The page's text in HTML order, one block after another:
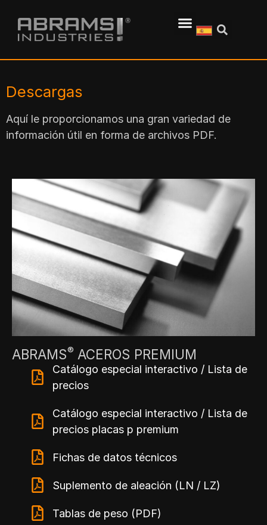
Descargas
Aquí le proporcionamos una gran variedad de
información útil en forma de archivos PDF.
ABRAMS® ACEROS PREMIUM
Catálogo especial interactivo / Lista de
precios
Catálogo especial interactivo / Lista de
precios placas p premium
Fichas de datos técnicos
Suplemento de aleación (LN / LZ)
Tablas de peso (PDF)